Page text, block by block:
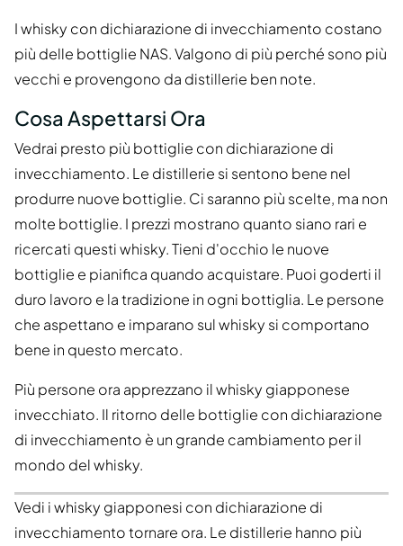
I whisky con dichiarazione di invecchiamento costano
più delle bottiglie NAS. Valgono di più perché sono più
vecchi e provengono da distillerie ben note.
Cosa Aspettarsi Ora
Vedrai presto più bottiglie con dichiarazione di
invecchiamento. Le distillerie si sentono bene nel
produrre nuove bottiglie. Ci saranno più scelte, ma non
molte bottiglie. I prezzi mostrano quanto siano rari e
ricercati questi whisky. Tieni d'occhio le nuove
bottiglie e pianifica quando acquistare. Puoi goderti il
duro lavoro e la tradizione in ogni bottiglia. Le persone
che aspettano e imparano sul whisky si comportano
bene in questo mercato.
Più persone ora apprezzano il whisky giapponese
invecchiato. Il ritorno delle bottiglie con dichiarazione
di invecchiamento è un grande cambiamento per il
mondo del whisky.
Vedi i whisky giapponesi con dichiarazione di
invecchiamento tornare ora. Le distillerie hanno più